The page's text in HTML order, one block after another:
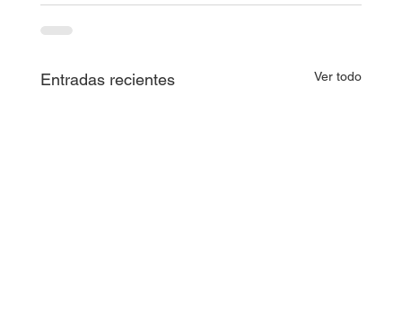
Entradas recientes Ver todo